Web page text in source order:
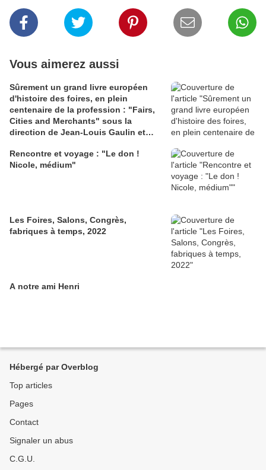
Vous aimerez aussi
Sûrement un grand livre européen
d'histoire des foires, en plein
centenaire de la profession : "Fairs,
Cities and Merchants" sous la
direction de Jean-Louis Gaulin et
Rencontre et voyage : "Le don !
Nicole, médium"
Les Foires, Salons, Congrès,
fabriques à temps, 2022
A notre ami Henri
Hébergé par Overblog
Top articles
Pages
Contact
Signaler un abus
C.G.U.